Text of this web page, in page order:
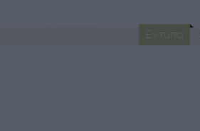
Έντυπα